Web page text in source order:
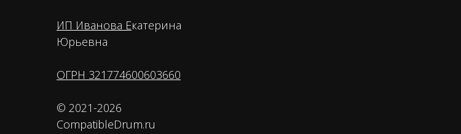
ИП Иванова Екатерина
Юрьевна
ОГРН 321774600603660
© 2021-2026
CompatibleDrum.ru